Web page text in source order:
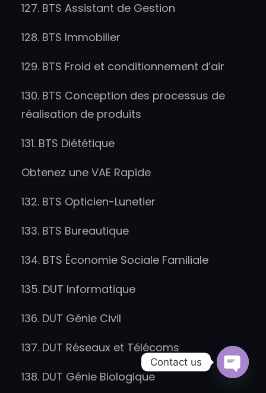
127. BTS Assistant de Gestion
128. BTS Immobilier
129. BTS Froid et conditionnement d’air
130. BTS Conception des processus de
réalisation de produits
131. BTS Diététique
Obtenez une VAE Rapide
132. BTS Opticien-Lunetier
133. BTS Bureautique
134. BTS Économie Sociale Familiale
135. DUT Informatique
136. DUT Génie Civil
137. DUT Réseaux et Télécoms
138. DUT Génie Biologique
Contact us